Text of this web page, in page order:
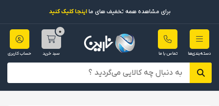
برای مشاهده همه تخفیف های مااینجا کلیک کنید
دسته‌بندی‌ها تماس با ما
0
سبد خرید حساب کاربری